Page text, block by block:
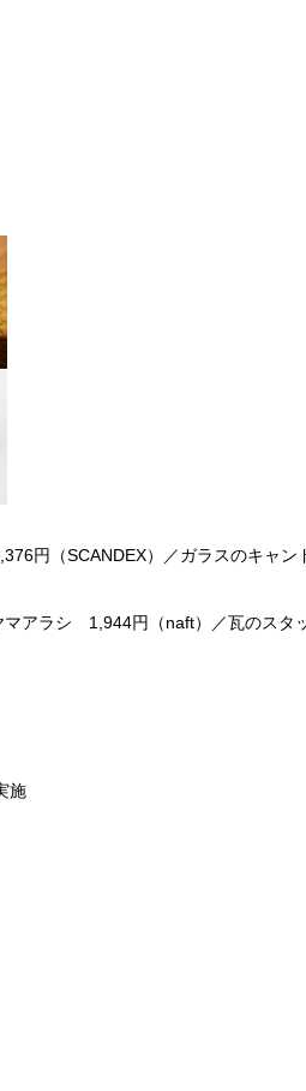
円（SCANDEX）／ガラスのキャ
マアラシ 1,944円（naft）／瓦のス
施